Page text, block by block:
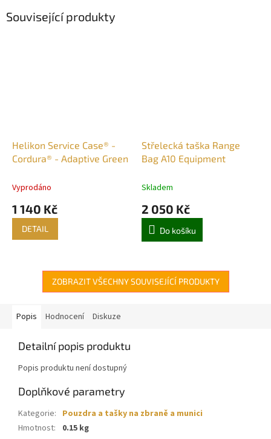
Související produkty
Helikon Service Case® -
Cordura® - Adaptive Green
Vyprodáno
1 140 Kč
DETAIL
Střelecká taška Range
Bag A10 Equipment
Skladem
2 050 Kč
Do košíku
ZOBRAZIT VŠECHNY SOUVISEJÍCÍ PRODUKTY
Popis Hodnocení Diskuze
Detailní popis produktu
Popis produktu není dostupný
Doplňkové parametry
Kategorie: Pouzdra a tašky na zbraně a munici
Hmotnost:
0.15 kg